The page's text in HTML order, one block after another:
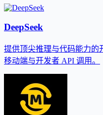
DeepSeek
提供顶尖推理与代码能力的
移动端与开发者 API 调用。